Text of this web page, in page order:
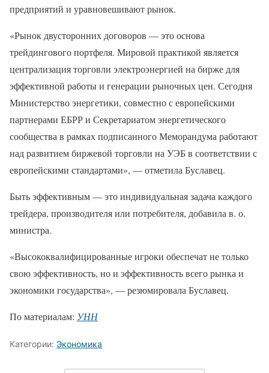
предприятий и уравновешивают рынок.
«Рынок двусторонних договоров — это основа
трейдингового портфеля. Мировой практикой является
централизация торговли электроэнергией на бирже для
эффективной работы и генерации рыночных цен. Сегодня
Министерство энергетики, совместно с европейскими
партнерами ЕБРР и Секретариатом энергетического
сообщества в рамках подписанного Меморандума работают
над развитием биржевой торговли на УЭБ в соответствии с
европейскими стандартами», — отметила Буславец.
Быть эффективным — это индивидуальная задача каждого
трейдера, производителя или потребителя, добавила в. о.
министра.
«Высококвалифицированные игроки обеспечат не только
свою эффективность, но и эффективность всего рынка и
экономики государства», — резюмировала Буславец.
По материалам: УНН
Категории: Экономика